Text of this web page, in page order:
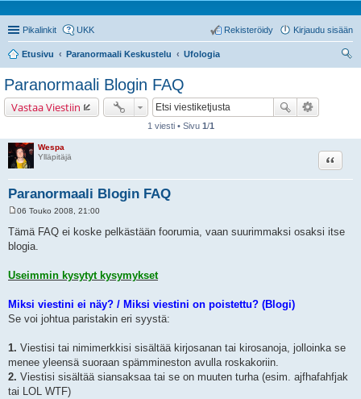
Pikalinkit UKK Kirjaudu sisään
Rekisteröidy
Etusivu Paranormaali Keskustelu
Ufologia
Paranormaali Blogin FAQ
Vastaa Viestiin
1 viesti • Sivu 1/1
Wespa
Ylläpitäjä
Paranormaali Blogin FAQ
Lainaa
i
e
s
06 Touko 2008, 21:00
Tämä FAQ ei koske pelkästään foorumia, vaan suurimmaksi osaksi itse
blogia.
Useimmin kysytyt kysymykset
Miksi viestini ei näy? / Miksi viestini on poistettu? (Blogi)
Se voi johtua paristakin eri syystä:
1. Viestisi tai nimimerkkisi sisältää kirjosanan tai kirosanoja, jolloinka se
menee yleensä suoraan spämmineston avulla roskakoriin.
2. Viestisi sisältää siansaksaa tai se on muuten turha (esim. ajfhafahfjak
tai LOL WTF)